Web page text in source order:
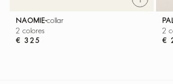
NAOMIE collar
2 colores
€ 325
2
€